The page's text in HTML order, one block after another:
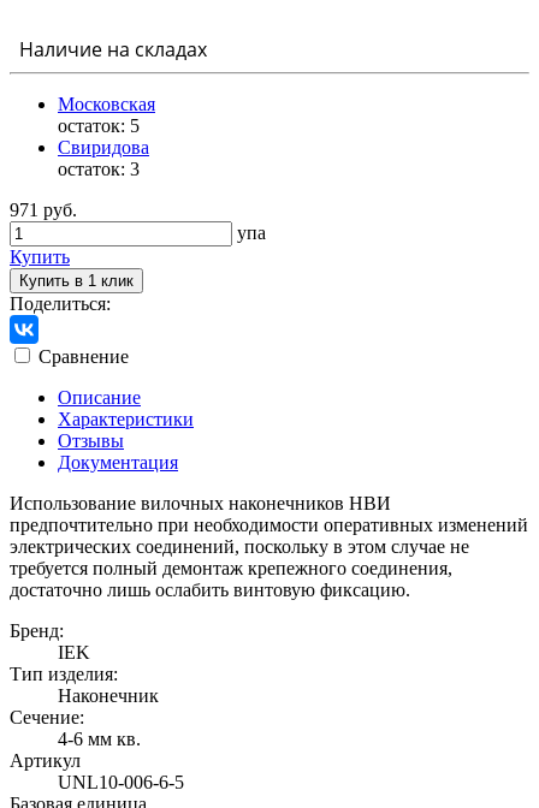
Наличие на складах
Московская
остаток: 5
Свиридова
остаток: 3
971 руб.
упа
Купить
Купить в 1 клик
Поделиться:
Сравнение
Описание
Характеристики
Отзывы
Документация
Использование вилочных наконечников НВИ
предпочтительно при необходимости оперативных изменений
электрических соединений, поскольку в этом случае не
требуется полный демонтаж крепежного соединения,
достаточно лишь ослабить винтовую фиксацию.
Бренд:
IEK
Тип изделия:
Наконечник
Сечение:
4-6 мм кв.
Артикул
UNL10-006-6-5
Базовая единица